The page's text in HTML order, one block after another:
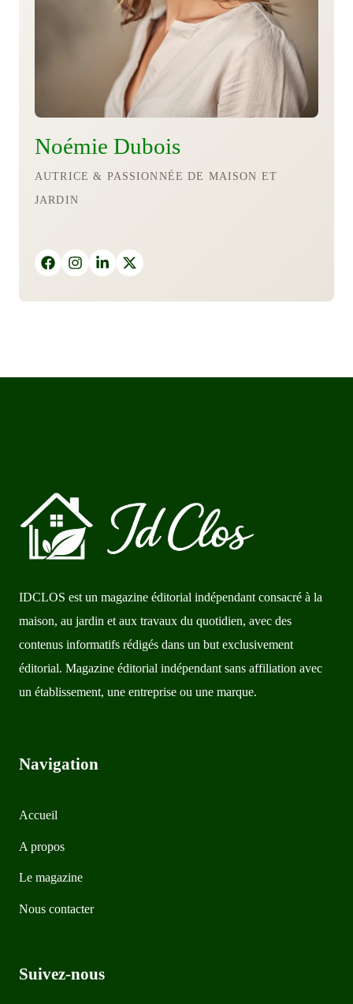
Noémie Dubois
AUTRICE & PASSIONNÉE DE MAISON ET
JARDIN
IDCLOS est un magazine éditorial indépendant consacré à la
maison, au jardin et aux travaux du quotidien, avec des
contenus informatifs rédigés dans un but exclusivement
éditorial. Magazine éditorial indépendant sans affiliation avec
un établissement, une entreprise ou une marque.
Navigation
Accueil
A propos
Le magazine
Nous contacter
Suivez-nous